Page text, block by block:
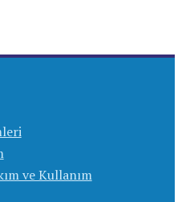
ve Kullanım